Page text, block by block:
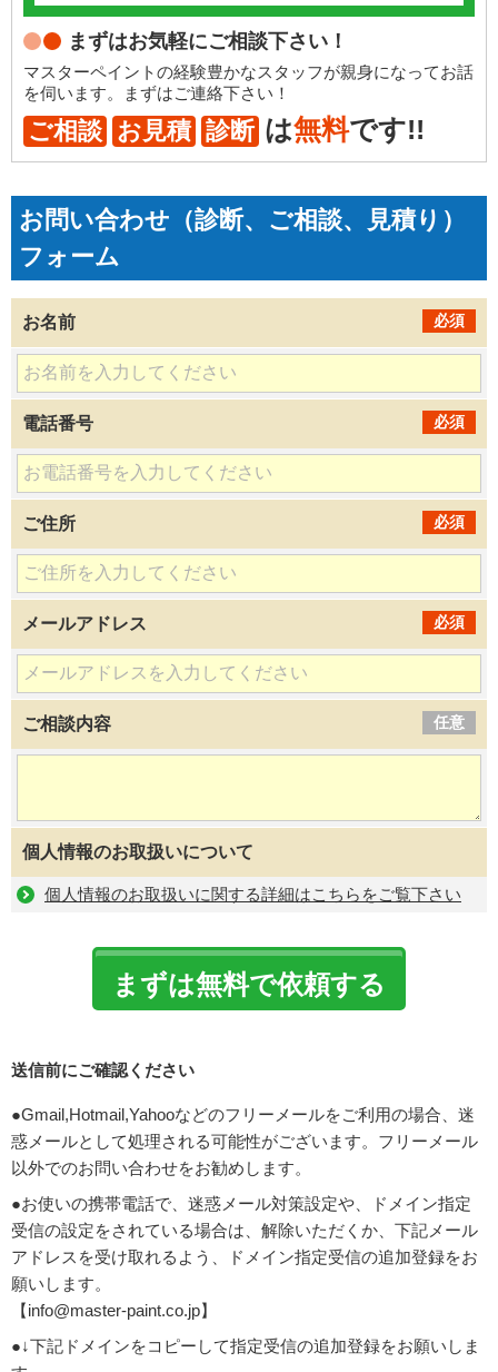
まずはお気軽にご相談下さい！
マスターペイントの経験豊かなスタッフが親身になってお話
を伺います。まずはご連絡下さい！
ご相談 お見積 診断 は無料です!!
お問い合わせ（診断、ご相談、見積り）
フォーム
お名前 必須
電話番号 必須
ご住所 必須
メールアドレス 必須
ご相談内容 任意
個人情報のお取扱いについて
個人情報のお取扱いに関する詳細はこちらをご覧下さい
送信前にご確認ください
●Gmail,Hotmail,Yahooなどのフリーメールをご利用の場合、迷
惑メールとして処理される可能性がございます。フリーメール
以外でのお問い合わせをお勧めします。
●お使いの携帯電話で、迷惑メール対策設定や、ドメイン指定
受信の設定をされている場合は、解除いただくか、下記メール
アドレスを受け取れるよう、ドメイン指定受信の追加登録をお
願いします。
【info@master-paint.co.jp】
●↓下記ドメインをコピーして指定受信の追加登録をお願いしま